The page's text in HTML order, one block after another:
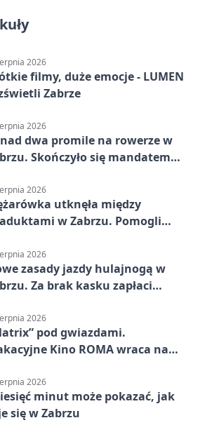
2026
filmy, duże emocje - LUMEN
Zabrze
2026
dwa promile na rowerze w
Skończyło się mandatem
2026
utknęła między
w Zabrzu. Pomogli
2026
zasady jazdy hulajnogą w
Za brak kasku zapłaci
2026
pod gwiazdami.
Kino ROMA wraca na
2026
minut może pokazać, jak
się w Zabrzu